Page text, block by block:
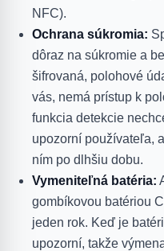
NFC).
Ochrana súkromia:
dôraz na súkromie a
šifrovaná, polohové
vás, nemá prístup k
funkcia detekcie
upozorní používateľa,
ním po dlhšiu dobu.
Vymeniteľná batéria:
gombíkovou batériou
jeden rok. Keď je
upozorní, takže